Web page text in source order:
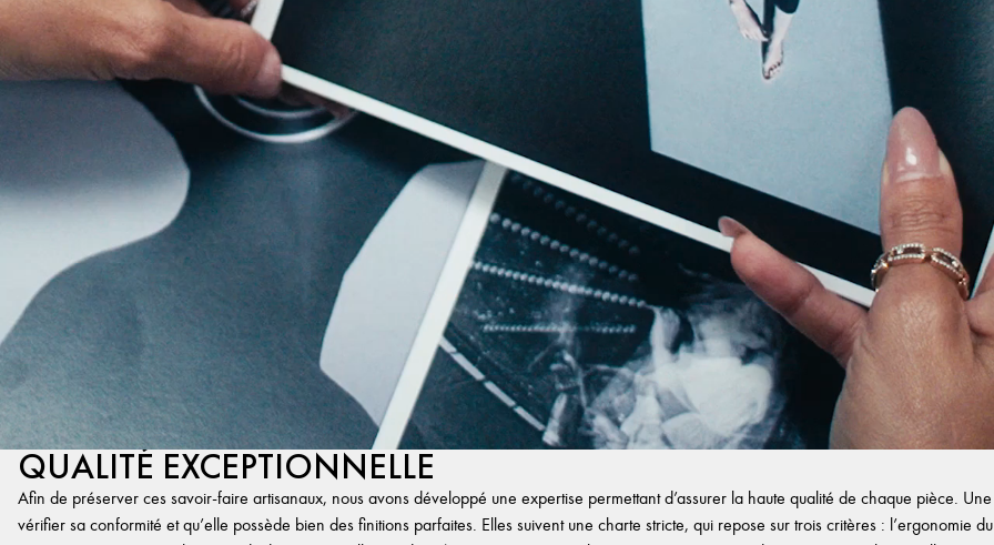
QUALITÉ EXCEPTIONNELLE
Afin de préserver ces savoir-faire artisanaux, nous avons développé une expertise permettant d’assurer la haute qualité de chaque pièce.
vérifier sa conformité et qu’elle possède bien des finitions parfaites. Elles suivent une charte stricte, qui repose sur trois critères : l’ergonomie